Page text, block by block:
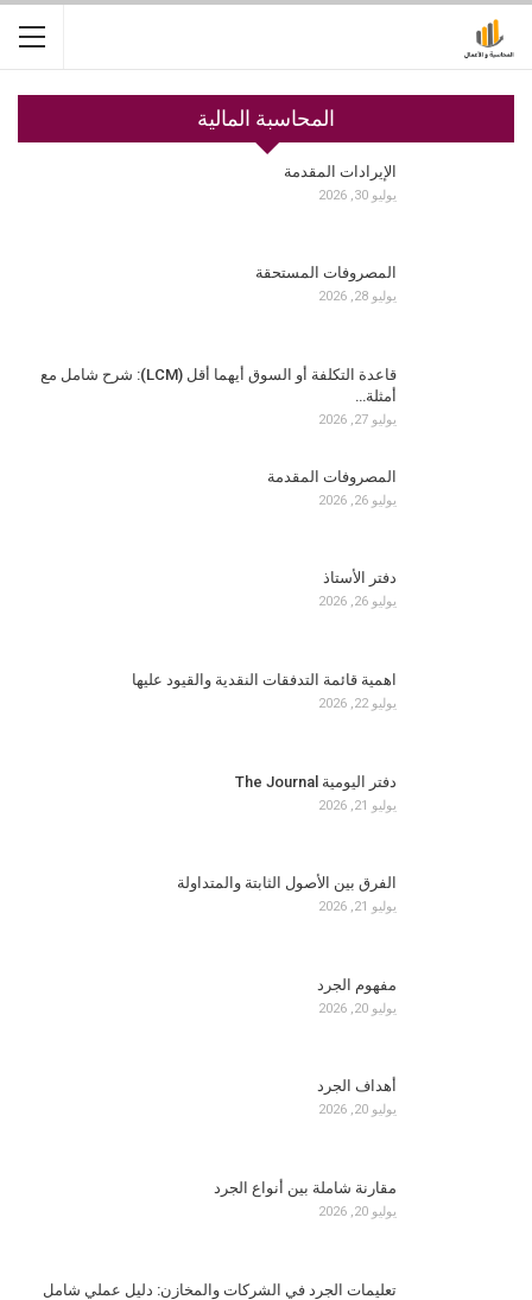
المحاسبة المالية
الإيرادات المقدمة
يوليو 30, 2026
المصروفات المستحقة
يوليو 28, 2026
قاعدة التكلفة أو السوق أيهما أقل (LCM): شرح شامل مع
أمثلة…
يوليو 27, 2026
المصروفات المقدمة
يوليو 26, 2026
دفتر الأستاذ
يوليو 26, 2026
اهمية قائمة التدفقات النقدية والقيود عليها
يوليو 22, 2026
دفتر اليومية The Journal
يوليو 21, 2026
الفرق بين الأصول الثابتة والمتداولة
يوليو 21, 2026
مفهوم الجرد
يوليو 20, 2026
أهداف الجرد
يوليو 20, 2026
مقارنة شاملة بين أنواع الجرد
يوليو 20, 2026
تعليمات الجرد في الشركات والمخازن: دليل عملي شامل